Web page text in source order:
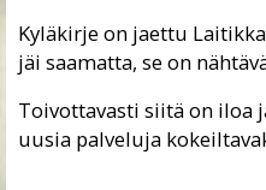
Kyläkirje on jaettu
jäi saamatta, se on
Toivottavasti siitä on iloa
uusia palveluja